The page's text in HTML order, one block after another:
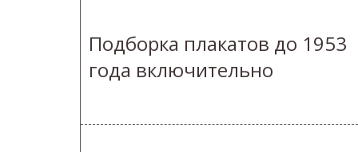
Подборка плакатов до 1953
года включительно